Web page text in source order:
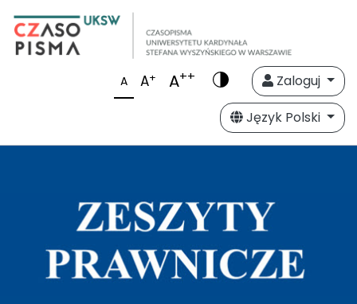
A A+ A++
Zaloguj
Język Polski